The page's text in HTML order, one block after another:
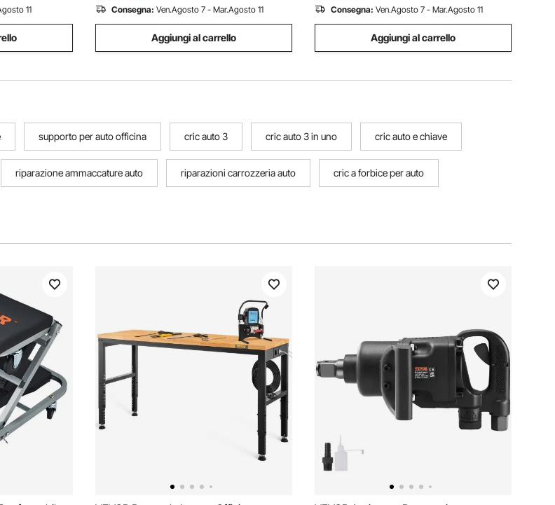
11 Consegna: Ven.Agosto 7 - Mar.Agosto 11
Aggiungi al carrello
Consegna: Ven.Agosto 7 - Mar.Agosto 11
Aggiungi al carrello
supporto per auto officina cric auto 3 cric auto 3 in uno cric auto e chiave
riparazione ammaccature auto riparazioni carrozzeria auto cric a forbice per auto